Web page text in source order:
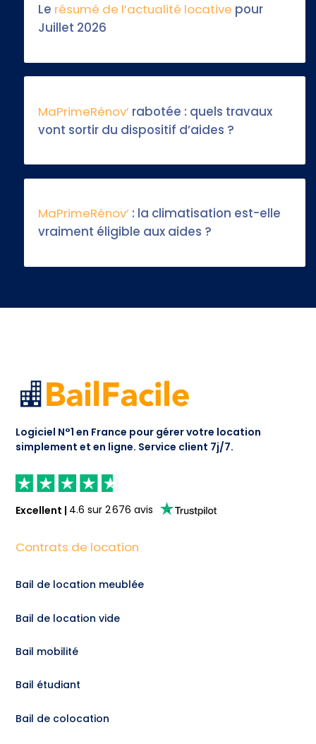
Le résumé de l’actualité locative pour
Juillet 2026
MaPrimeRénov’ rabotée : quels travaux
vont sortir du dispositif d’aides ?
MaPrimeRénov’ : la climatisation est-elle
vraiment éligible aux aides ?
Logiciel N°1 en France pour gérer votre location
simplement et en ligne. Service client 7j/7.
Excellent | 4.6 sur2 676 avis
Contrats de location
Bail de location meublée
Bail de location vide
Bail mobilité
Bail étudiant
Bail de colocation